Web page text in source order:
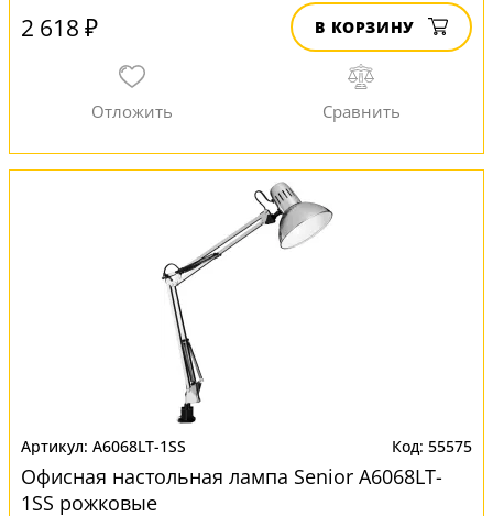
2 618 ₽ В КОРЗИНУ
A6068LT-1SS 55575
Офисная настольная лампа Senior A6068LT-
1SS рожковые